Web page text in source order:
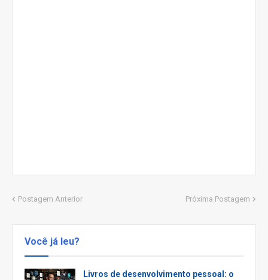
Postagem Anterior Próxima Postagem
Você já leu?
Livros de desenvolvimento pessoal: o